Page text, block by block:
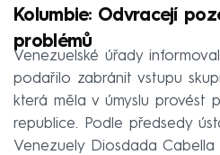
Kolumbie: Odvracejí
problémů
Venezuelské úřady
podařilo zabránit vstupu
která měla v úmyslu provést
republice. Podle předsedy
Venezuely Diosdada